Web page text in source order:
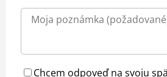
Chcem odpoveď na svoju